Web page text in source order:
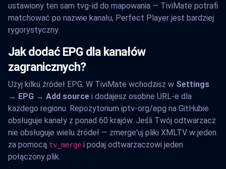
ustawiony ten sam tvg-id do mapowania — TiviMate potrafi
matchować po nazwie kanału, Perfect Player jest bardziej
rygorystyczny.
Jak dodać EPG dla kanałów
zagranicznych?
Użyj kilku źródeł EPG. W TiviMate wchodzisz w Settings
→ EPG → Add source i dodajesz osobne URL-e dla
każdego regionu. Repozytorium iptv-org/epg na GitHubie
obsługuje kanały z ponad 60 krajów. Jeśli Twój odtwarzacz
nie obsługuje wielu źródeł — zmerge'uj pliki XMLTV w jeden
za pomocą tv_merge i podaj odtwarzaczowi jeden
połączony plik.